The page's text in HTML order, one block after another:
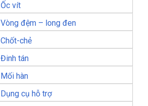
Ốc vít
Vòng đệm – long đen
Chốt-chẻ
Đinh tán
Mối hàn
Dụng cụ hỗ trợ